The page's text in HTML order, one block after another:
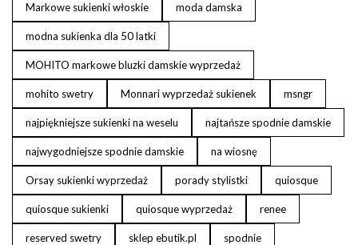
Markowe sukienki włoskie moda damska
modna sukienka dla 50 latki
MOHITO markowe bluzki damskie wyprzedaż
mohito swetry Monnari wyprzedaż sukienek msngr
najpiękniejsze sukienki na weselu najtańsze spodnie damskie
najwygodniejsze spodnie damskie na wiosnę
Orsay sukienki wyprzedaż porady stylistki quiosque
quiosque sukienki quiosque wyprzedaż renee
reserved swetry sklep ebutik.pl spodnie